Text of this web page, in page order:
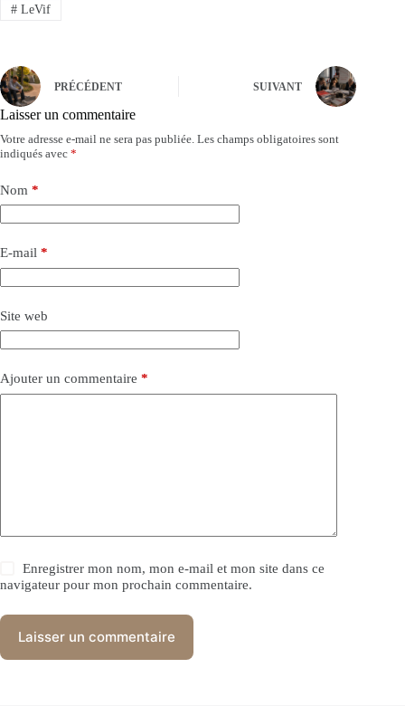
#LeVif
PRÉCÉDENT SUIVANT
Laisser un commentaire
Votre adresse e-mail ne sera pas publiée. Les champs obligatoires sont
indiqués avec *
Nom *
E-mail *
Site web
Ajouter un commentaire *
Enregistrer mon nom, mon e-mail et mon site dans ce
navigateur pour mon prochain commentaire.
Laisser un commentaire